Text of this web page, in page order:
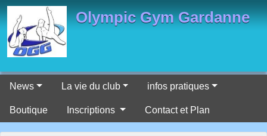
Olympic Gym Gardanne
News La vie du club infos pratiques
Boutique Inscriptions Contact et Plan
Panneau de gestion des cookies